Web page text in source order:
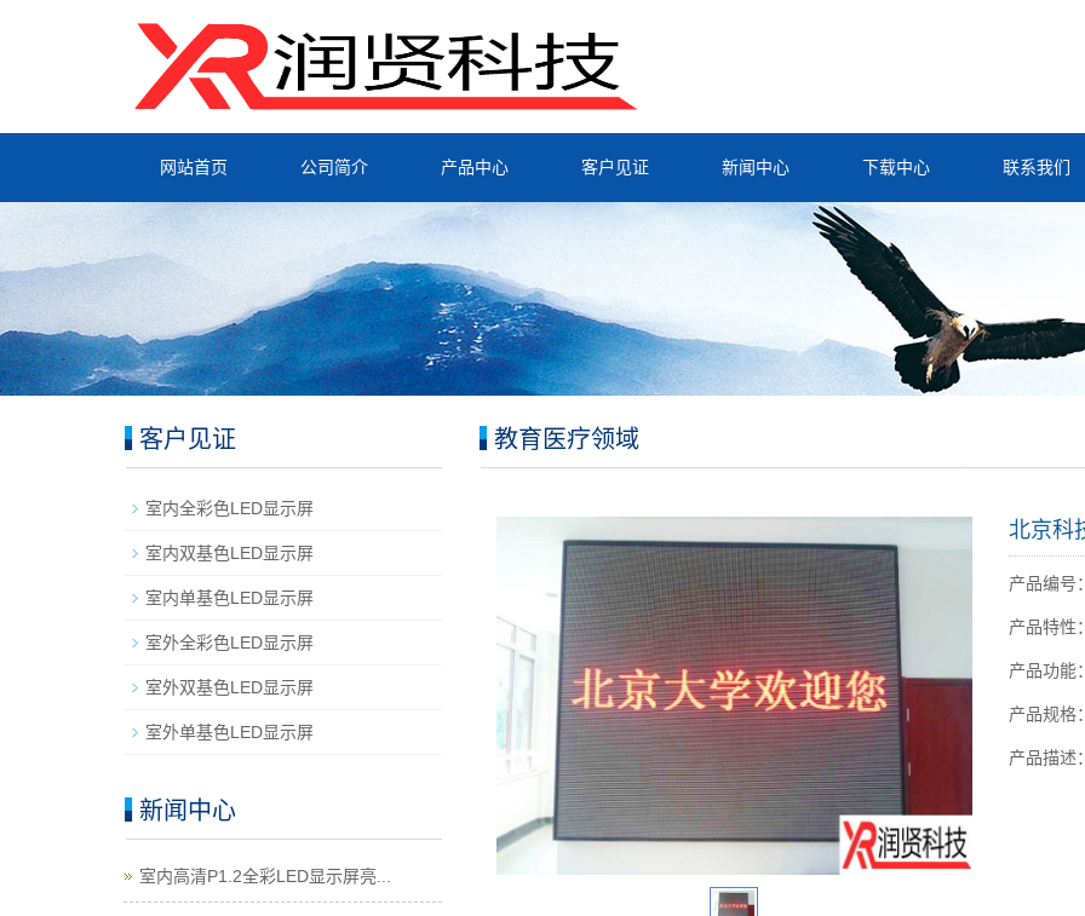
网站首页 公司简介 产品中心 客户见证 新闻中心 下载中心 联系我们
教育医疗领域
北京科
产品编号
产品特性
产品功能
产品规格
产品描述
客户见证
室内全彩色LED显示屏
室内双基色LED显示屏
室内单基色LED显示屏
室外全彩色LED显示屏
室外双基色LED显示屏
室外单基色LED显示屏
新闻中心
室内高清P1.2全彩LED显示屏亮...